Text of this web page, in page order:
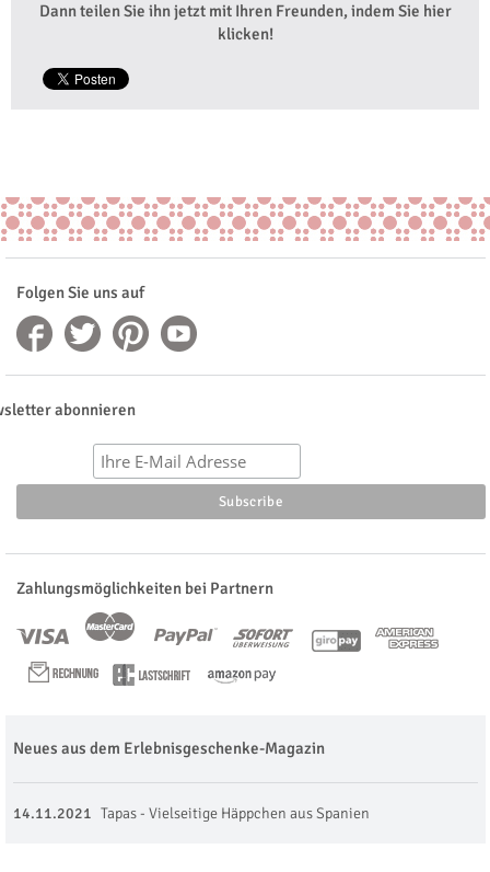
Dann teilen Sie ihn jetzt mit Ihren Freunden, indem Sie hier
klicken!
Folgen Sie uns auf
abonnieren
Zahlungsmöglichkeiten bei Partnern
Neues aus dem Erlebnisgeschenke-Magazin
14.11.2021 Tapas - Vielseitige Häppchen aus Spanien